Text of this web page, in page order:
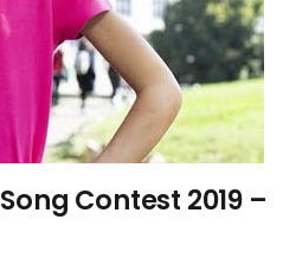
Contest 2019 –